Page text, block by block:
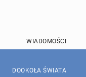
WIADOMOŚCI
DOOKOŁA ŚWIATA